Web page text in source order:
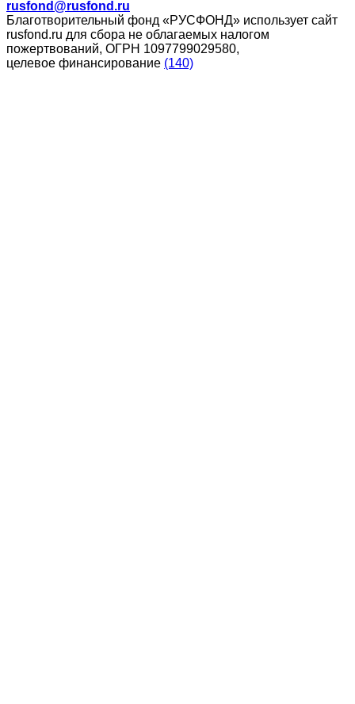
rusfond@rusfond.ru
Благотворительный фонд «РУСФОНД» использует сайт
rusfond.ru для сбора не облагаемых налогом
пожертвований, ОГРН 1097799029580,
целевое финансирование (140)